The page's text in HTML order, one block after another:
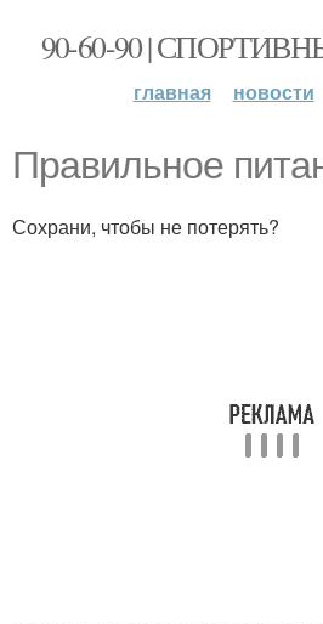
90-60-90 |
главная новости
Правильное
Сохрани, чтобы не потерять?